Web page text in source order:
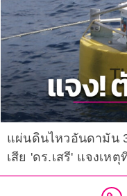
แผ่นดินไหวอันดามัน
เสีย 'ดร.เสรี' แจงเห